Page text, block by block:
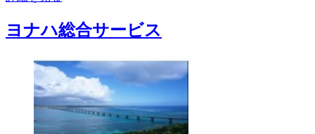
ヨナハ総合サービス